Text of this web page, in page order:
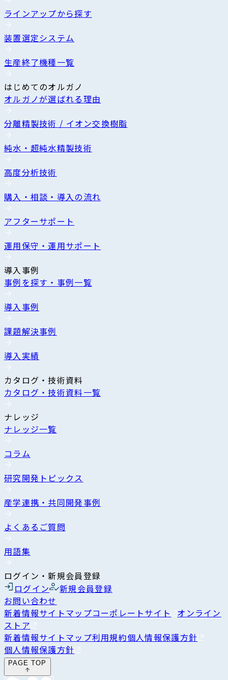
ラインアップから探す
装置選定システム
生産終了機種一覧
はじめてのオルガノ
オルガノが選ばれる理由
分離精製技術 / イオン交換樹脂
純水・超純水精製技術
高度分析技術
購入・相談・導入の流れ
アフターサポート
運用保守・運用サポート
導入事例
事例を探す・事例一覧
導入事例
課題解決事例
導入実績
カタログ・技術資料
カタログ・技術資料一覧
ナレッジ
ナレッジ一覧
コラム
研究開発トピックス
産学連携・共同開発事例
よくあるご質問
用語集
ログイン・新規会員登録
ログイン
新規会員登録
お問い合わせ
新着情報サイトマップコーポレートサイト オンライン
ストア
新着情報サイトマップ利用規約個人情報保護方針
個人情報保護方針
PAGE TOP